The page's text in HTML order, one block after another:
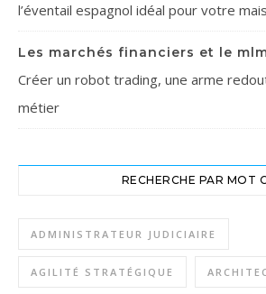
l’éventail espagnol idéal pour votre
Les marchés financiers et le
Créer un robot trading, une arme
métier
RECHERCHE PAR MOT
ADMINISTRATEUR JUDICIAIRE
AGILITÉ STRATÉGIQUE